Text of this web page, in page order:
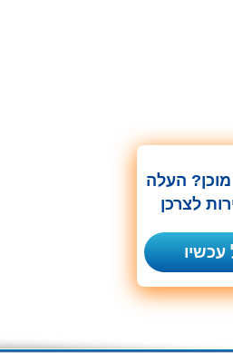
העלה
לצרכן